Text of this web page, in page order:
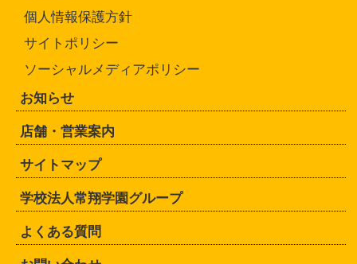
個人情報保護方針
サイトポリシー
ソーシャルメディアポリシー
お知らせ
店舗・営業案内
サイトマップ
学校法人常翔学園グループ
よくある質問